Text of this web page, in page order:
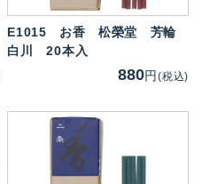
E1015
お香 松榮堂 芳輪
白川 20本入
880円(税込)